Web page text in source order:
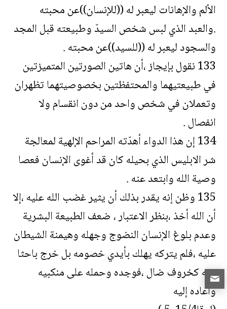
الألم والإهانات ليعبر له ((للإنسان))عن محبته
.والعبد الذي لبس شخص السيدّ وطبيعته قبل المجد
والسجود ليعبر له ((للسيد))عن محبته .
133 نقول بإيجاز ،أن هاتين الصورتين المتميزتين
في طبيعتيهما والمحتفظتين بخصوصيتهما تظهران
وتعملان في شخص واحد من دون انقسام ولا
انفصال .
134 إن هذا الدواء أهدّته المراحم الإلهية لمعالجة
شر الابليس الذي بحيله كان قد أغوى الإنسان فعصا
وصية الله وابتعد عنه .
135 وظن إنه يقدر بذلك أن يثير غضب الله عليه ،إلا
أن الله أخذ ،بنظر الاعتبار ، ضعف الطبيعة البشرية
وعدم بلوغ الإنسان النضوج وجهله وهيمنة الشيطان
عليه ،فلم يتركه يهلك بأيدي خصومه بل خرج باحثا
عنه كخروف ضال ،فوجده وحمله على منكبيه
وأعاده إليه